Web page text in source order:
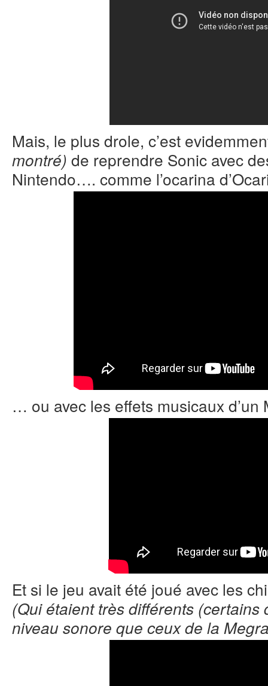
Mais, le plus drole, c’est
montré) de reprendre Sonic avec
Nintendo…. comme l’ocarina
… ou avec les effets musicaux d’un
Et si le jeu avait été joué avec les
(Qui étaient très différents (certains
niveau sonore que ceux de la